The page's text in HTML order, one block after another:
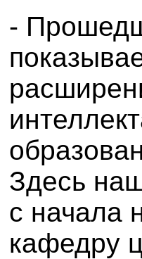
-
Здесь
с начала
кафедру